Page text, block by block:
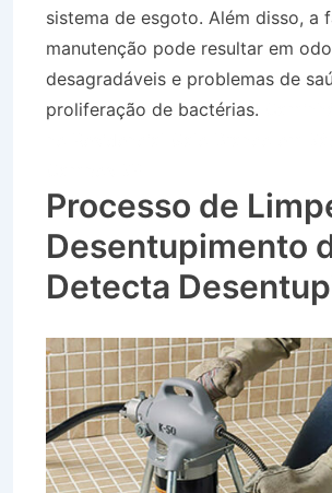
sistema de esgoto. Além disso, a
manutenção pode resultar em
desagradáveis e problemas de
proliferação de bactérias.
Processo de
Desentupimento
Detecta